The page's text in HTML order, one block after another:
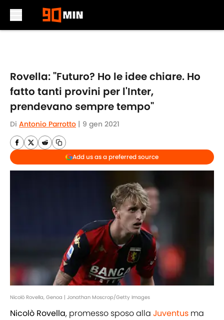
Rovella: "Futuro? Ho le idee chiare. Ho
fatto tanti provini per l'Inter,
prendevano sempre tempo"
Di Antonio Parrotto | 9 gen 2021
Add us as a preferred source
Nicolò Rovella, Genoa | Jonathan Moscrop/Getty Images
Nicolò Rovella, promesso sposo alla Juventus ma